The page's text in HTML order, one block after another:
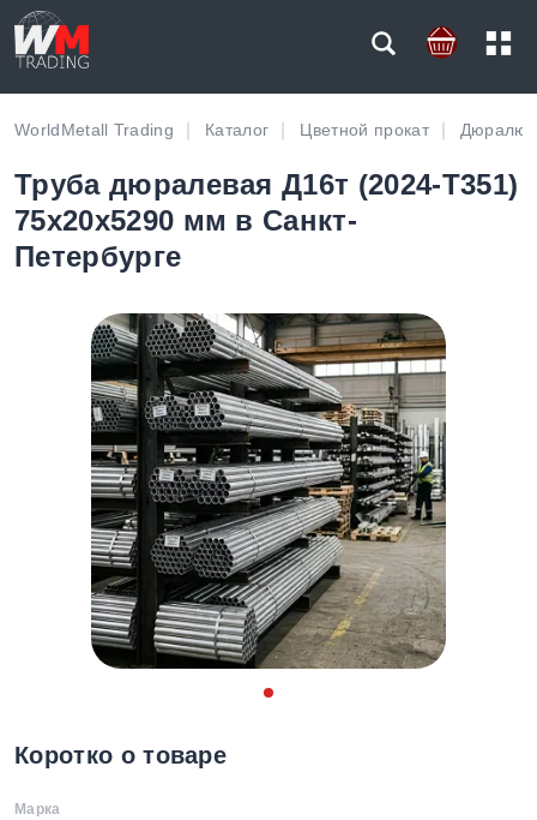
WorldMetall Trading Каталог Цветной прокат
Труба дюралевая Д16т (2024-T351)
75х20х5290 мм в Санкт-
Петербурге
Коротко о товаре
Марка